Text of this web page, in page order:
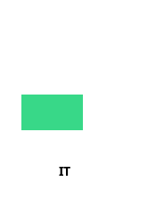
IT